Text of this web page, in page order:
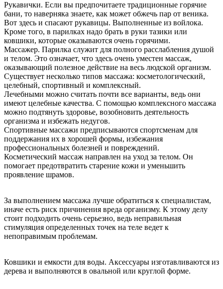
Рукавички. Если вы предпочитаете традиционные горячие
бани, то наверняка знаете, как может обжечь пар от веника.
Вот здесь и спасают рукавицы. Выполненные из войлока.
Кроме того, в парилках надо брать в руки тазики или
ковшики, которые оказываются очень горячими.
Массажер. Парилка служит для полного расслабления душой
и телом. Это означает, что здесь очень уместен массаж,
оказывающий полезное действие на весь людской организм.
Существует несколько типов массажа: косметологический,
целебный, спортивный и комплексный.
Лечебными можно считать почти все варианты, ведь они
имеют целебные качества. С помощью комплексного массажа
можно подтянуть здоровье, возобновить деятельность
организма и избежать недугов.
Спортивные массажи предписываются спортсменам для
поддержания их в хорошей формы, избежания
профессиональных болезней и повреждений.
Косметический массаж направлен на уход за телом. Он
помогает предотвратить старение кожи и уменьшить
проявление шрамов.
За выполнением массажа лучше обратиться к специалистам,
иначе есть риск причинения вреда организму. К этому делу
стоит подходить очень серьезно, ведь неправильная
стимуляция определенных точек на теле ведет к
непоправимым проблемам.
Ковшики и емкости для воды. Аксессуары изготавливаются из
дерева и выполняются в овальной или круглой форме.